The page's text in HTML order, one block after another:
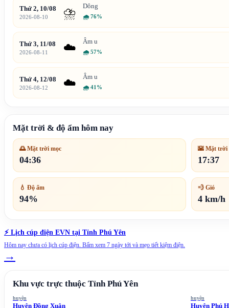
Thứ 2, 10/08
2026-08-10 ⛈️ Dông
🌧 76%
Thứ 3, 11/08
2026-08-11 ☁️ Âm u
🌧 57%
Thứ 4, 12/08
2026-08-12 ☁️ Âm u
🌧 41%
Mặt trời & độ ẩm hôm nay
🌅 Mặt trời mọc
04:36
🌇 Mặt trời
17:37
💧 Độ ẩm
94%
💨 Gió
4 km/h
⚡ Lịch cúp điện EVN tại Tỉnh Phú Yên
Hôm nay chưa có lịch cúp điện. Bấm xem 7 ngày tới và mẹo tiết kiệm điện.
→
Khu vực trực thuộc Tỉnh Phú Yên
huyện
Huyện Đồng Xuân
huyện
Huyện Phú